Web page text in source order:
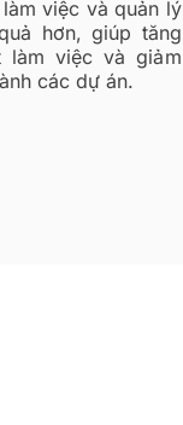
việc và quản lý
hơn, giúp tăng
làm việc và giảm
các dự án.